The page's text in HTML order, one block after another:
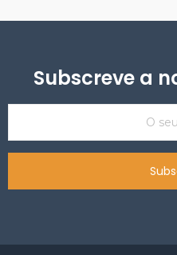
Subscreve a